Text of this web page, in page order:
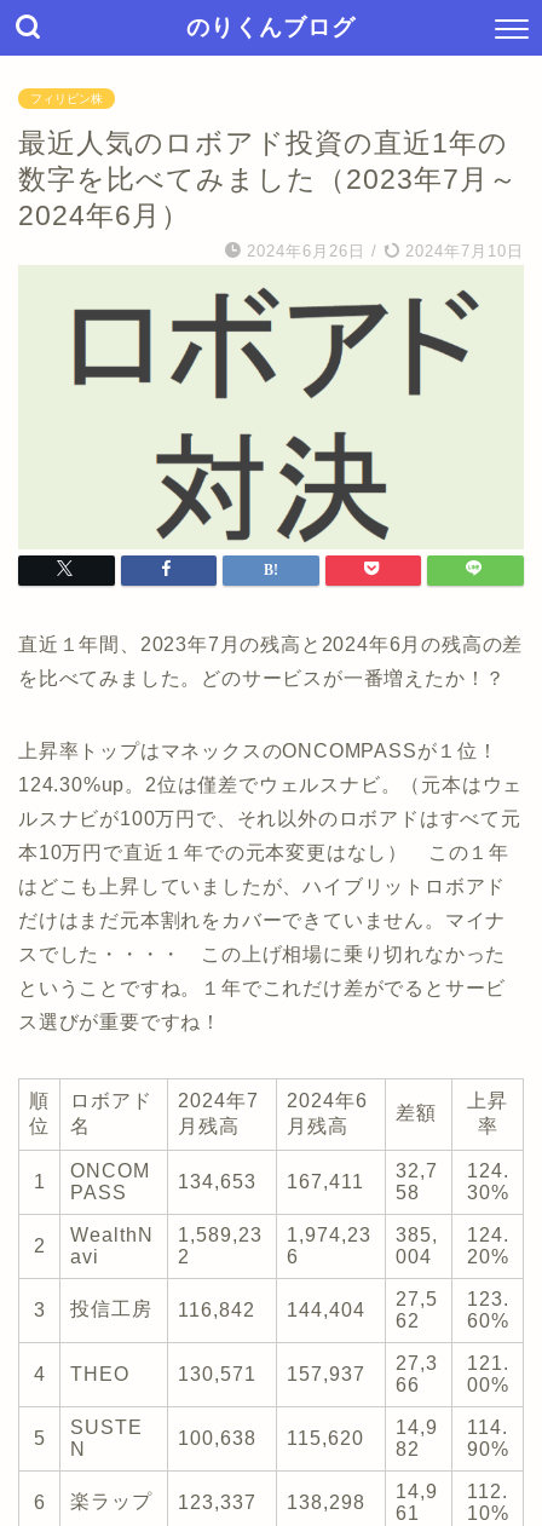
のりくんブログ
フィリピン株
最近人気のロボアド投資の直近1年の
数字を比べてみました（2023年7月～
2024年6月）
2024年6月26日 / 2024年7月10日
直近１年間、2023年7月の残高と2024年6月の残高の差
を比べてみました。どのサービスが一番増えたか！？
上昇率トップはマネックスのONCOMPASSが１位！
124.30%up。2位は僅差でウェルスナビ。（元本はウェ
ルスナビが100万円で、それ以外のロボアドはすべて元
本10万円で直近１年での元本変更はなし） この１年
はどこも上昇していましたが、ハイブリットロボアド
だけはまだ元本割れをカバーできていません。マイナ
スでした・・・・ この上げ相場に乗り切れなかった
ということですね。１年でこれだけ差がでるとサービ
ス選びが重要ですね！
順
位
ロボアド
名
2024年7
月残高
2024年6
月残高
差額
上昇
率
1
ONCOM
PASS
134,653 167,411
32,7
58
124.
30%
2
WealthN
avi
1,589,23
2
1,974,23
6
385,
004
124.
20%
3 投信工房 116,842 144,404
27,5
62
123.
60%
4 THEO 130,571 157,937
27,3
66
121.
00%
5
SUSTE
N
100,638 115,620
14,9
82
114.
90%
6 楽ラップ 123,337 138,298
14,9
61
112.
10%